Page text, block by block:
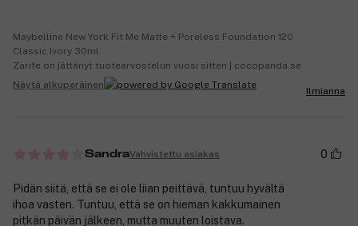
Maybelline New York Fit Me Matte + Poreless Foundation 120
Classic Ivory 30ml
Zarife on jättänyt tuotearvostelun vuosi sitten | cocopanda.se
Näytä alkuperäinen
Ilmianna
SandraVahvistettu asiakas 0
Pidän siitä, että se ei ole liian peittävä, tuntuu hyvältä
ihoa vasten. Tuntuu, että se on hieman kakkumainen
pitkän päivän jälkeen, mutta muuten loistava.